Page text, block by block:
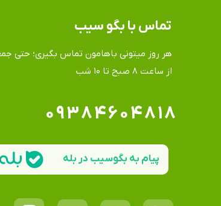
هر روز میتونی باهامون تماس بگیری؛ حتی
​​​​​​​از ساعت ۸ صبح تا ۱۰ شب
تماس​​​​​​​ با بگو سیب
۰۹۳۸۴۶۰۴۸۱۸
پیام به بگوسیب در بله